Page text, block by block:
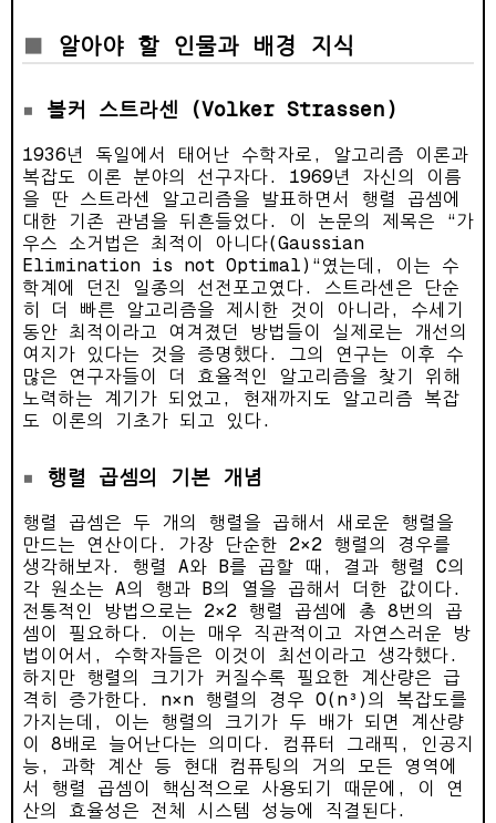
알아야 할 인물과 배경 지식
볼커 스트라센 (Volker Strassen)
1936년 독일에서 태어난 수학자로, 알고리즘 이론과
복잡도 이론 분야의 선구자다. 1969년 자신의 이름
을 딴 스트라센 알고리즘을 발표하면서 행렬 곱셈에
대한 기존 관념을 뒤흔들었다. 이 논문의 제목은 “가
우스 소거법은 최적이 아니다(Gaussian
Elimination is not Optimal)“였는데, 이는 수
학계에 던진 일종의 선전포고였다. 스트라센은 단순
히 더 빠른 알고리즘을 제시한 것이 아니라, 수세기
동안 최적이라고 여겨졌던 방법들이 실제로는 개선의
여지가 있다는 것을 증명했다. 그의 연구는 이후 수
많은 연구자들이 더 효율적인 알고리즘을 찾기 위해
노력하는 계기가 되었고, 현재까지도 알고리즘 복잡
도 이론의 기초가 되고 있다.
행렬 곱셈의 기본 개념
행렬 곱셈은 두 개의 행렬을 곱해서 새로운 행렬을
만드는 연산이다. 가장 단순한 2×2 행렬의 경우를
생각해보자. 행렬 A와 B를 곱할 때, 결과 행렬 C의
각 원소는 A의 행과 B의 열을 곱해서 더한 값이다.
전통적인 방법으로는 2×2 행렬 곱셈에 총 8번의 곱
셈이 필요하다. 이는 매우 직관적이고 자연스러운 방
법이어서, 수학자들은 이것이 최선이라고 생각했다.
하지만 행렬의 크기가 커질수록 필요한 계산량은 급
격히 증가한다. n×n 행렬의 경우 O(n³)의 복잡도를
가지는데, 이는 행렬의 크기가 두 배가 되면 계산량
이 8배로 늘어난다는 의미다. 컴퓨터 그래픽, 인공지
능, 과학 계산 등 현대 컴퓨팅의 거의 모든 영역에
서 행렬 곱셈이 핵심적으로 사용되기 때문에, 이 연
산의 효율성은 전체 시스템 성능에 직결된다.